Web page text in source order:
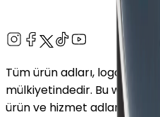
Tüm ürün adları, logolar
mülkiyetindedir. Bu web
ürün ve hizmet adları